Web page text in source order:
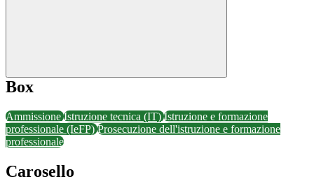
Box
AmmissioneIstruzione tecnica (IT)Istruzione e formazione
professionale (IeFP)Prosecuzione dell'istruzione e formazione
professionale
Carosello